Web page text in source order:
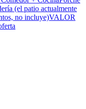
(el patio actualmente
no incluye)VALOR